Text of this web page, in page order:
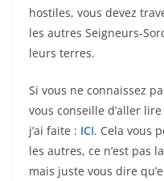
hostiles, vous devez
les autres Seigneurs-
leurs terres.
Si vous ne connaissez
vous conseille d’aller
j’ai faite : ICI. Cela vous
les autres, ce n’est pas
mais juste vous dire